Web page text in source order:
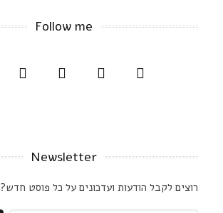
Follow me
Newsletter
רוצים לקבל הודעות ועדכונים על כל פוסט חדש?